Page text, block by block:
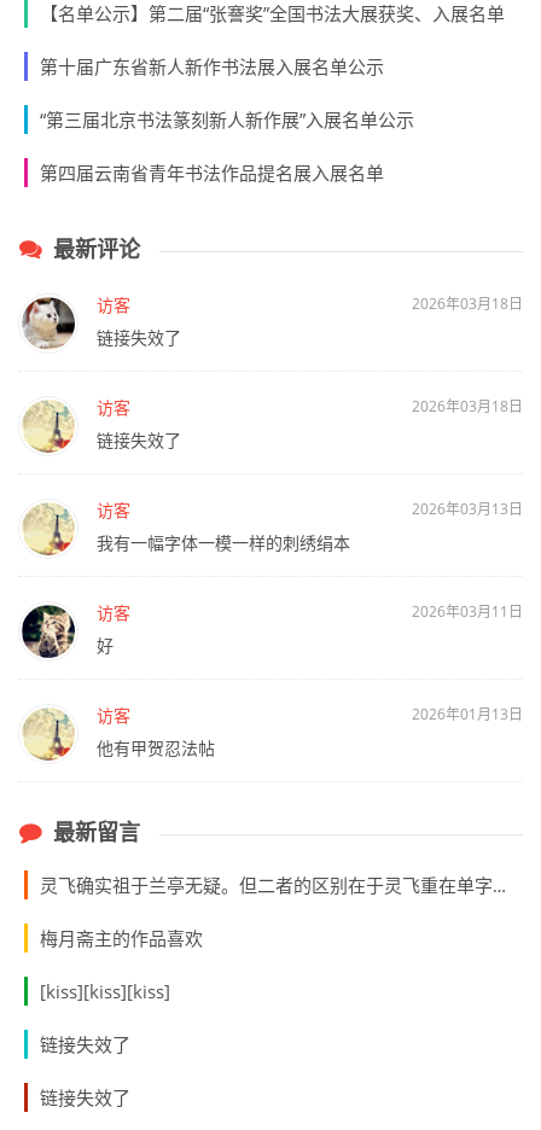
【名单公示】第二届“张謇奖”全国书法大展获奖、入展名单
第十届广东省新人新作书法展入展名单公示
“第三届北京书法篆刻新人新作展”入展名单公示
第四届云南省青年书法作品提名展入展名单
最新评论
访客 2026年03月18日
链接失效了
访客 2026年03月18日
链接失效了
访客 2026年03月13日
我有一幅字体一模一样的刺绣绢本
访客 2026年03月11日
好
访客 2026年01月13日
他有甲贺忍法帖
最新留言
灵飞确实祖于兰亭无疑。但二者的区别在于灵飞重在单字，兰亭重在前后和左右呼应，是线条、形势造成的气韵的流动与连绵不断。兰亭有层出不穷的创造美，并不拘泥于特定的笔划法式，这是后世书法难以企及的。兰亭单字笔划本身并无定法，但通篇之美的形成则有无限之法，最终是简单自由的行笔和终极审美决定的，不可描摹。
梅月斋主的作品喜欢
[kiss][kiss][kiss]
链接失效了
链接失效了